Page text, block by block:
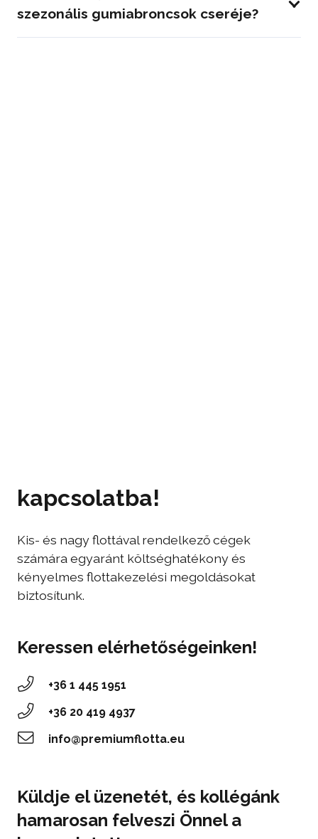
szezonális gumiabroncsok cseréje?
kapcsolatba!
Kis- és nagy flottával rendelkező cégek
számára egyaránt költséghatékony és
kényelmes flottakezelési megoldásokat
biztosítunk.
Keressen elérhetőségeinken!
+36 1 445 1951
‭+36 20 419 4937‬
info@premiumflotta.eu
Küldje el üzenetét, és kollégánk
hamarosan felveszi Önnel a